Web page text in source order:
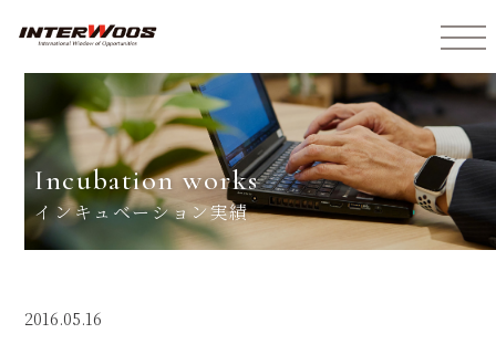
incubation works
インキュベーション実績
2016.05.16